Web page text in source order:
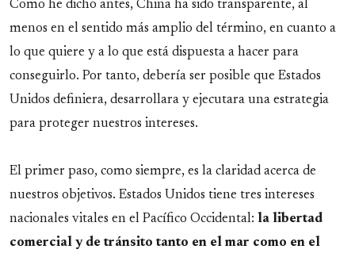
Como he dicho antes, China ha sido transparente, al
menos en el sentido más amplio del término, en cuanto a
lo que quiere y a lo que está dispuesta a hacer para
conseguirlo. Por tanto, debería ser posible que Estados
Unidos definiera, desarrollara y ejecutara una estrategia
para proteger nuestros intereses.
El primer paso, como siempre, es la claridad acerca de
nuestros objetivos. Estados Unidos tiene tres intereses
nacionales vitales en el Pacífico Occidental: la libertad
comercial y de tránsito tanto en el mar como en el